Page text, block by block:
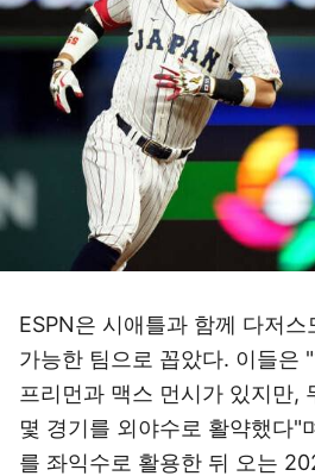
ESPN은 시애틀과 함께 다저스
가능한 팀으로 꼽았다. 이들은
프리먼과 맥스 먼시가 있지만,
몇 경기를 외야수로 활약했다"
를 좌익수로 활용한 뒤 오는